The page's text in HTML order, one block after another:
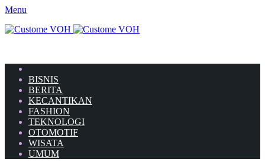
Menu
BISNIS
BERITA
KECANTIKAN
FASHION
TEKNOLOGI
OTOMOTIF
WISATA
UMUM